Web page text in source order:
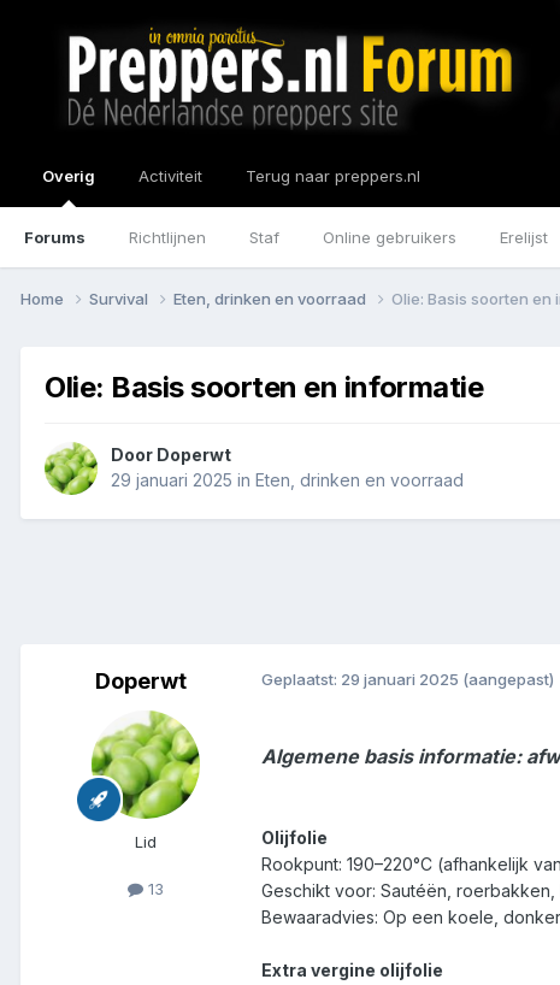
Overig
Forums Richtlijnen Staf Online gebruikers Erelijst
Activiteit Terug naar preppers.nl
Home Survival Eten, drinken en voorraad Olie: Basis soorten en
Olie: Basis soorten en informatie
Door Doperwt
29 januari 2025 in Eten, drinken en voorraad
Doperwt
Lid
13
Geplaatst: 29 januari 2025 (aangepast)
Algemene basis informatie:
Olijfolie
Rookpunt: 190–220°C (afhankelijk
Geschikt voor: Sautéën,
Bewaaradvies: Op een koele,
Extra vergine olijfolie